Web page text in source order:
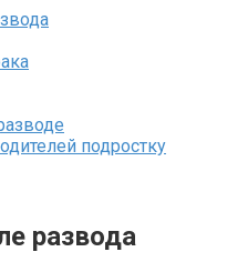
подростку
развода